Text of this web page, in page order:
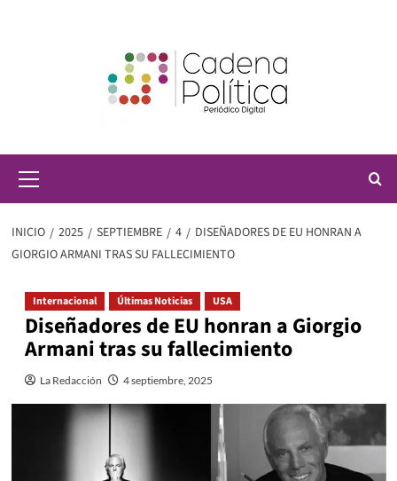
principal
INICIO 2025 SEPTIEMBRE 4
DISEÑADORES DE EU HONRAN A
GIORGIO ARMANI TRAS SU FALLECIMIENTO
Internacional Últimas Noticias USA
Diseñadores de EU honran a Giorgio
Armani tras su fallecimiento
La Redacción 4 septiembre, 2025